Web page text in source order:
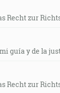
Recht zur
mi guía y de la
Recht zur